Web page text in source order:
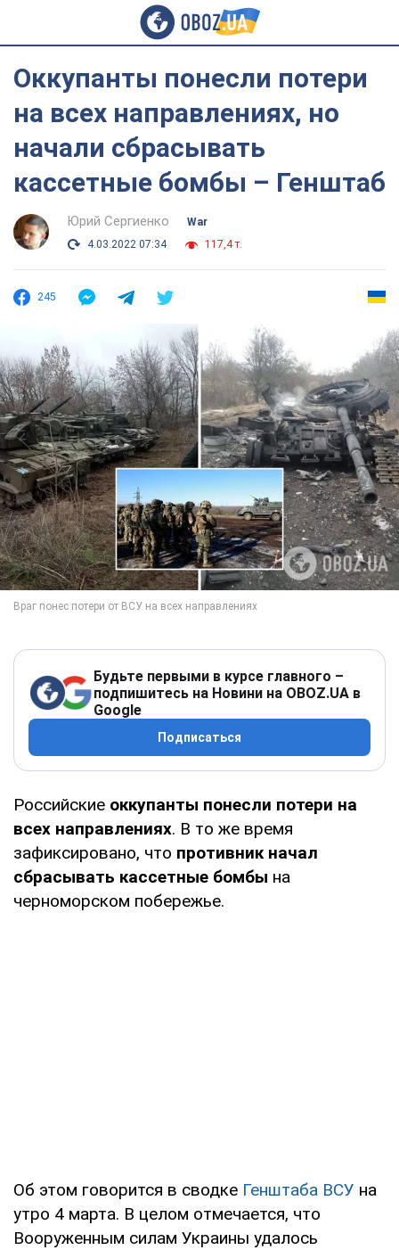
Оккупанты понесли потери
на всех направлениях, но
начали сбрасывать
кассетные бомбы – Генштаб
Юрий Сергиенко
War
4.03.2022 07:34
117,4 т.
245
Будьте первыми в курсе главного –
подпишитесь на Новини на OBOZ.UA в
Google
Подписаться
Российские оккупанты понесли потери на
всех направлениях. В то же время
зафиксировано, что противник начал
сбрасывать кассетные бомбы на
черноморском побережье.
Об этом говорится в сводке Генштаба ВСУ на
утро 4 марта. В целом отмечается, что
Вооруженным силам Украины удалось